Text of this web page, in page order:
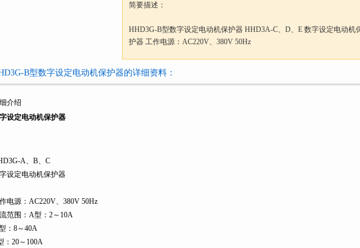
简要描述：
HHD3G-B型数字设定电动机保护器 HHD3A-C、D、E 数字设定电动机
护器 工作电源：AC220V、380V 50Hz
B型数字设定电动机保护器的详细资料：
介绍
设定电动机保护器
A、B、C
设定电动机保护器
电源：AC220V、380V 50Hz
范围：A型：2～10A
：8～40A
：20～100A